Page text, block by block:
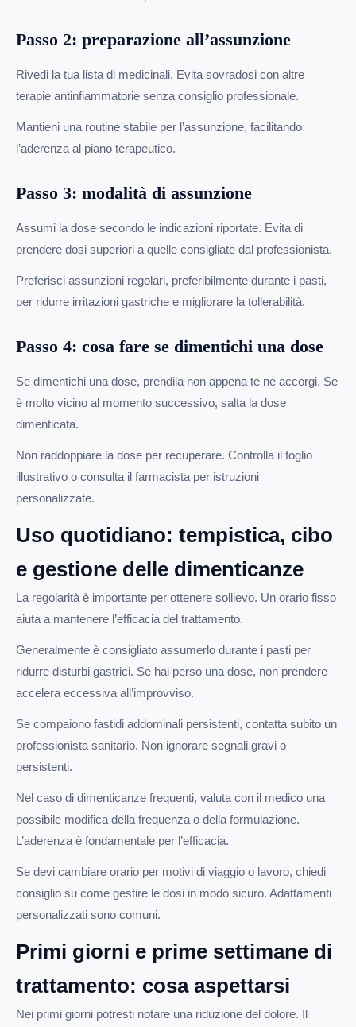
Passo 2: preparazione all’assunzione
Rivedi la tua lista di medicinali. Evita sovradosi con altre
terapie antinfiammatorie senza consiglio professionale.
Mantieni una routine stabile per l’assunzione, facilitando
l’aderenza al piano terapeutico.
Passo 3: modalità di assunzione
Assumi la dose secondo le indicazioni riportate. Evita di
prendere dosi superiori a quelle consigliate dal professionista.
Preferisci assunzioni regolari, preferibilmente durante i pasti,
per ridurre irritazioni gastriche e migliorare la tollerabilità.
Passo 4: cosa fare se dimentichi una dose
Se dimentichi una dose, prendila non appena te ne accorgi. Se
è molto vicino al momento successivo, salta la dose
dimenticata.
Non raddoppiare la dose per recuperare. Controlla il foglio
illustrativo o consulta il farmacista per istruzioni
personalizzate.
Uso quotidiano: tempistica, cibo
e gestione delle dimenticanze
La regolarità è importante per ottenere sollievo. Un orario fisso
aiuta a mantenere l’efficacia del trattamento.
Generalmente è consigliato assumerlo durante i pasti per
ridurre disturbi gastrici. Se hai perso una dose, non prendere
accelera eccessiva all’improvviso.
Se compaiono fastidi addominali persistenti, contatta subito un
professionista sanitario. Non ignorare segnali gravi o
persistenti.
Nel caso di dimenticanze frequenti, valuta con il medico una
possibile modifica della frequenza o della formulazione.
L’aderenza è fondamentale per l’efficacia.
Se devi cambiare orario per motivi di viaggio o lavoro, chiedi
consiglio su come gestire le dosi in modo sicuro. Adattamenti
personalizzati sono comuni.
Primi giorni e prime settimane di
trattamento: cosa aspettarsi
Nei primi giorni potresti notare una riduzione del dolore. Il